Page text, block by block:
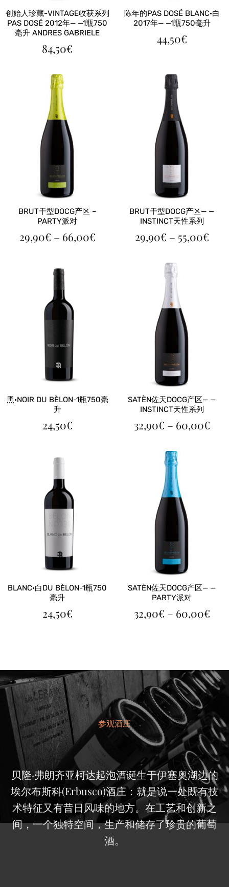
创始人珍藏-VINTAGE收获系列
PAS DOSÉ 2012年— —1瓶750
毫升 ANDRES GABRIELE
84,50€
陈年的PAS DOSÉ BLANC·白
2017年— —1瓶750毫升
44,50€
BRUT干型DOCG产区 –
PARTY派对
29,90€ – 66,00€价
BRUT干型DOCG产区— —
INSTINCT天性系列
29,90€ – 55,00€价
黑·NOIR DU BÈLON-1瓶750毫
升
24,50€
SATÈN佐天DOCG产区— —
INSTINCT天性系列
32,90€ – 60,00€价
BLANC·白DU BÈLON-1瓶750
毫升
24,50€
SATÈN佐天DOCG产区— —
PARTY派对
32,90€ – 60,00€价
参观酒庄
贝隆·弗朗齐亚柯达起泡酒诞生于伊塞奥湖边的
埃尔布斯科(Erbusco)酒庄：就是说一处既有技
术特征又有昔日风味的地方。在工艺和创新之
间，一个独特空间，生产和储存了珍贵的葡萄
酒。